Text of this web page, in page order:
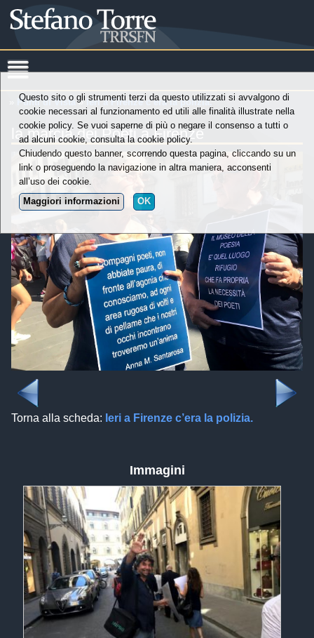
Punti di Vista » Ieri a Firenze c’era la polizia.
la marcia dei Poeti a Firenze
Torna alla scheda: Ieri a Firenze c’era la polizia.
Immagini
Questo sito o gli strumenti terzi da questo utilizzati si avvalgono di
cookie necessari al funzionamento ed utili alle finalità illustrate nella
cookie policy. Se vuoi saperne di più o negare il consenso a tutti o
ad alcuni cookie, consulta la cookie policy.
Chiudendo questo banner, scorrendo questa pagina, cliccando su un
link o proseguendo la navigazione in altra maniera, acconsenti
all’uso dei cookie.
Maggiori informazioni
OK